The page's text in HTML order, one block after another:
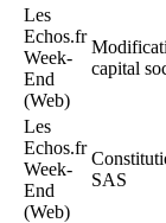
Les
Echos.fr
Week-
End
(Web)
capital
Les
Echos.fr
Week-
End
(Web)
SAS